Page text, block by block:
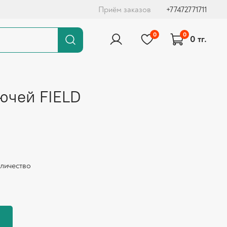
Приём заказов +77472771711
0 0 0 тг.
FIELD